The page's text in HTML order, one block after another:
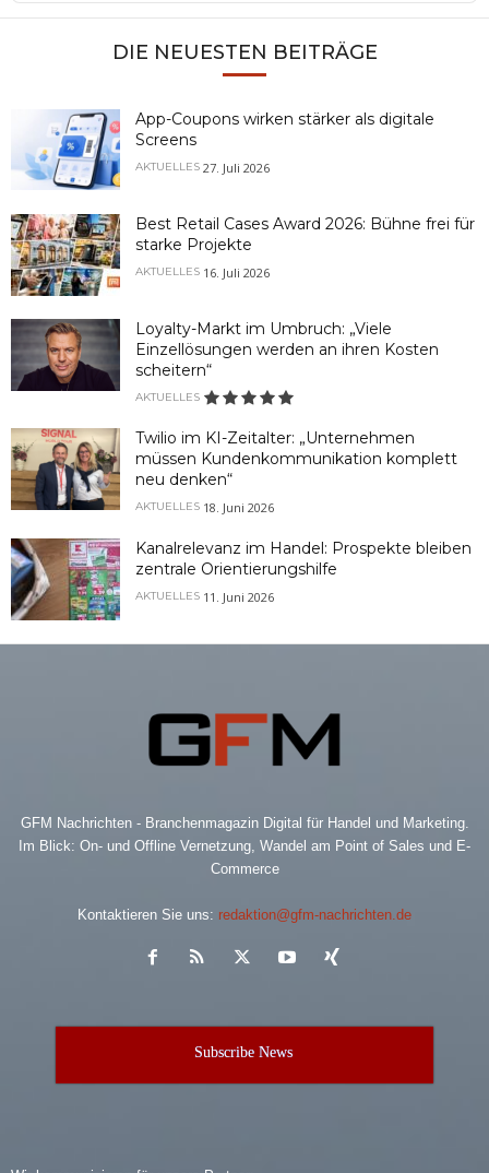
Information
DIE NEUESTEN BEITRÄGE
App-Coupons wirken stärker als digitale
Screens
AKTUELLES 27. Juli 2026
Best Retail Cases Award 2026: Bühne frei für
starke Projekte
AKTUELLES 16. Juli 2026
Loyalty-Markt im Umbruch: „Viele
Einzellösungen werden an ihren Kosten
scheitern“
AKTUELLES
Twilio im KI-Zeitalter: „Unternehmen
müssen Kundenkommunikation komplett
neu denken“
AKTUELLES 18. Juni 2026
Kanalrelevanz im Handel: Prospekte bleiben
zentrale Orientierungshilfe
AKTUELLES 11. Juni 2026
GFM Nachrichten - Branchenmagazin Digital für Handel und Marketing.
Im Blick: On- und Offline Vernetzung, Wandel am Point of Sales und E-
Commerce
Kontaktieren Sie uns: redaktion@gfm-nachrichten.de
Subscribe News